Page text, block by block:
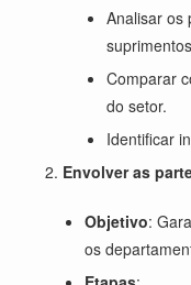
Analisar os
Comparar
do setor.
Identificar
Envolver as
Objetivo:
os